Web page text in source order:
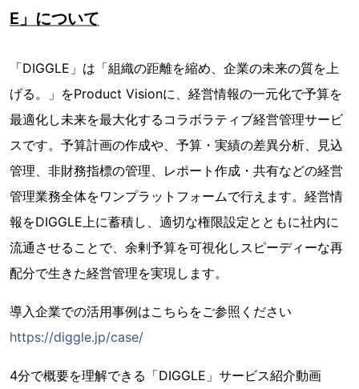
E」について
「DIGGLE」は「組織の距離を縮め、企業の未来の質を上
げる。」をProduct Visionに、経営情報の一元化で予算を
最適化し未来を最大化するコラボラティブ経営管理サービ
スです。予算計画の作成や、予算・実績の差異分析、見込
管理、非財務指標の管理、レポート作成・共有などの経営
管理業務全体をワンプラットフォームで行えます。経営情
報をDIGGLE上に蓄積し、適切な権限設定とともに社内に
流通させることで、余剰予算を可視化しスピーディーな再
配分で生きた経営管理を実現します。
導入企業での活用事例はこちらをご参照ください
https://diggle.jp/case/
4分で概要を理解できる「DIGGLE」サービス紹介動画